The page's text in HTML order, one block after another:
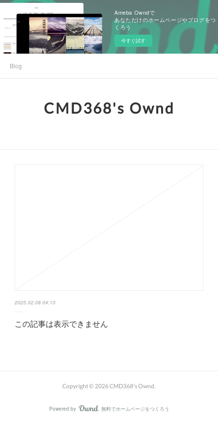
Ameba Owndで
あなただけのホームページやブログをつ
くろう
今すぐ試す
Blog
CMD368's Ownd
2025.02.08 04:13
この記事は表示できません
Copyright © 2026CMD368's Ownd.
Powered by AmebaOwnd
無料でホームページをつくろう